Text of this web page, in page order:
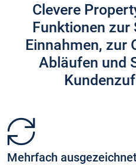
Clevere
Funktionen zur
Einnahmen, zur
Abläufen und
Mehrfach